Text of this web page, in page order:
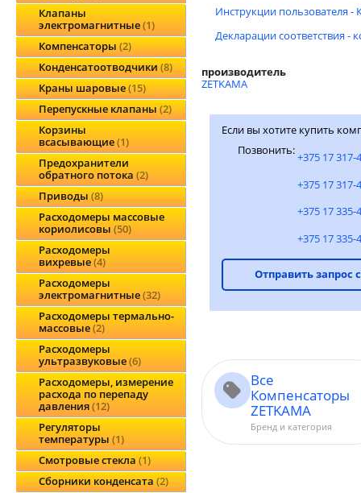
Клапаны
электромагнитные 1
Компенсаторы 2
Конденсатоотводчики 8
Краны шаровые 15
Перепускные клапаны 2
Корзины
всасывающие 1
Предохранители
обратного потока 2
Приводы 8
Расходомеры массовые
кориолисовы 50
Расходомеры
вихревые 4
Расходомеры
электромагнитные 32
Расходомеры термально-
массовые 2
Расходомеры
ультразвуковые 6
Расходомеры, измерение
расхода по перепаду
давления 12
Регуляторы
температуры 1
Смотровые стекла 1
Сборники конденсата 2
Инструкции пользователя -
Декларации соответствия -
производитель
ZETKAMA
Если вы хотите купить
Позвонить:
+375 17 317-
+375 17 317-
+375 17 335-
+375 17 335-
Отправить запрос
Все
Компенсаторы
ZETKAMA
Бренд и категория